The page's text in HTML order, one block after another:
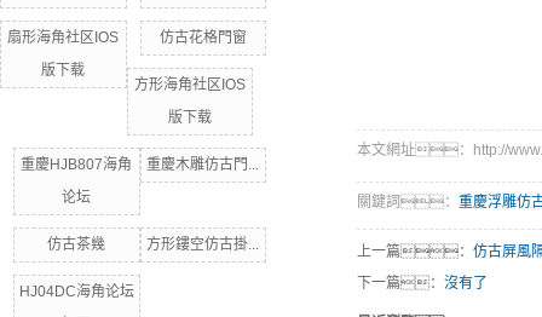
扇形海角社区IOS
版下载
仿古花格門窗
方形海角社区IOS
版下载
重慶HJB807海角
论坛
重慶木雕仿古門...
仿古茶幾 方形鏤空仿古掛...
HJ04DC海角论坛
本文網址：http://
關鍵詞： 重慶浮雕仿
上一篇： 仿古屏風
下一篇： 沒有了